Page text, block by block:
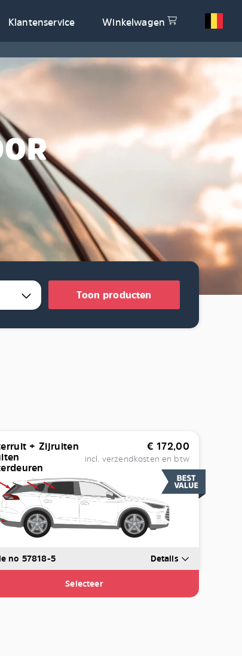
Klantenservice Winkelwagen
Toon producten
+ Zijruiten
€ 172,00
incl. verzendkosten en btw
no 57818-5 Details
Selecteer